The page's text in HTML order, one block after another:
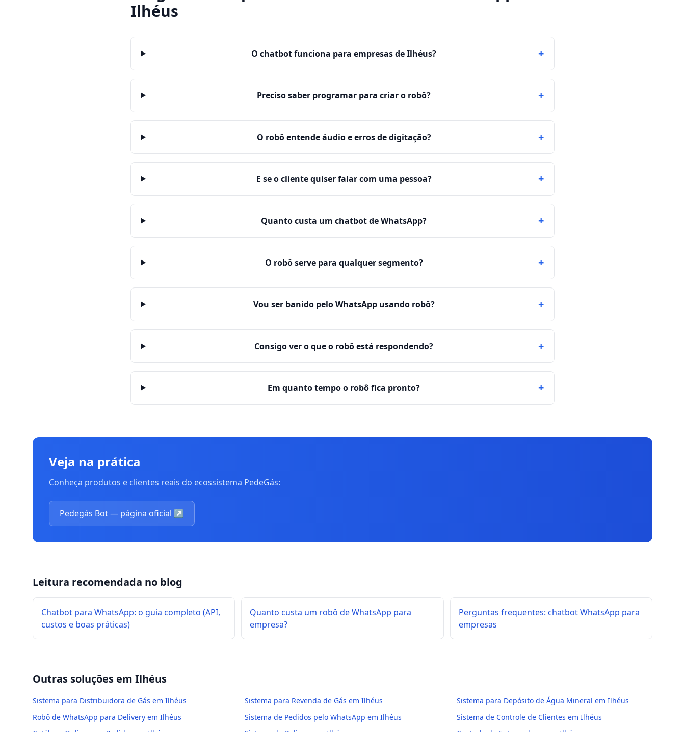
Ilhéus
O chatbot funciona para empresas de Ilhéus? +
Preciso saber programar para criar o robô? +
O robô entende áudio e erros de digitação? +
E se o cliente quiser falar com uma pessoa? +
Quanto custa um chatbot de WhatsApp? +
O robô serve para qualquer segmento? +
Vou ser banido pelo WhatsApp usando robô? +
Consigo ver o que o robô está respondendo? +
Em quanto tempo o robô fica pronto? +
Veja na prática
Conheça produtos e clientes reais do ecossistema PedeGás:
Pedegás Bot — página oficial ↗
Leitura recomendada no blog
Chatbot para WhatsApp: o guia completo (API,
custos e boas práticas)
Quanto custa um robô de WhatsApp para
empresa?
Perguntas frequentes: chatbot WhatsApp para
empresas
Outras soluções em Ilhéus
Sistema para Distribuidora de Gás em Ilhéus Sistema para Revenda de Gás em Ilhéus
Sistema para Depósito de Água Mineral em Ilhéus
Robô de WhatsApp para Delivery em Ilhéus
Sistema de Pedidos pelo WhatsApp em Ilhéus
Sistema de Controle de Clientes em Ilhéus